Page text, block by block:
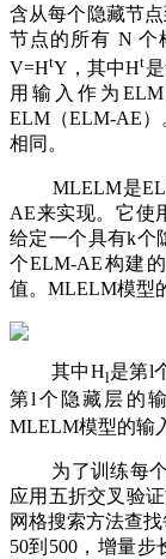
含从每个隐藏节
节点的所有 N 个
V=HtY，其中Ht
用输入作为
ELM（ELM-AE
相同。
MLELM是ELM
AE来实现。它使
给定一个具有k个
个ELM-AE构建
值。MLELM模型
其中Hl是第l
第l个隐藏层的
MLELM模型的输
为了训练每个
应用五折交叉验
网格搜索方法查
50到500，增量步